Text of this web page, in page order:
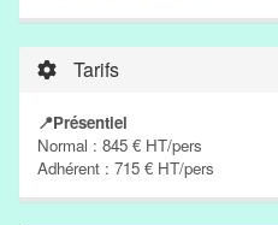
Tarifs
📍Présentiel
Normal : 845 € HT/pers
Adhérent : 715 € HT/pers